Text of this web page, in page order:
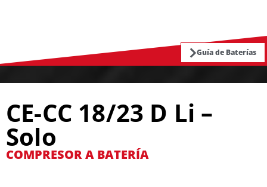
Guía de Baterías
CE-CC 18/23 D Li –
Solo
COMPRESOR A BATERÍA